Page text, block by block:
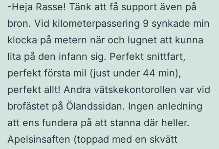
-Heja Rasse! Tänk att få support även på
bron. Vid kilometerpassering 9 synkade min
klocka på metern när och lugnet att kunna
lita på den infann sig. Perfekt snittfart,
perfekt första mil (just under 44 min),
perfekt allt! Andra vätskekontorollen var vid
brofästet på Ölandssidan. Ingen anledning
att ens fundera på att stanna där heller.
Apelsinsaften (toppad med en skvätt